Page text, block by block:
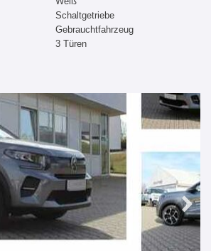
Schaltgetriebe
Gebrauchtfahrzeug
3 Türen